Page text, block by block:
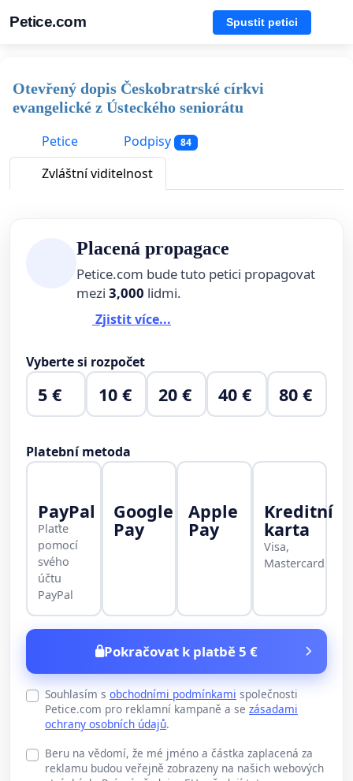
Petice.com Spustit petici
Otevřený dopis Českobratrské církvi
evangelické z Ústeckého seniorátu
Petice
Podpisy 84
Zvláštní viditelnost
Placená propagace
Petice.com bude tuto petici propagovat
mezi 3,000 lidmi.
Zjistit více...
Vyberte si rozpočet
5 € 10 € 20 € 40 € 80 €
Platební metoda
PayPal
Plaťte
pomocí
svého
účtu
PayPal
Google
Pay
Apple
Pay
Kreditní
karta
Visa,
Mastercard
Pokračovat k platbě 5 €
Souhlasím s obchodními podmínkami společnosti
Petice.com pro reklamní kampaně a se zásadami
ochrany osobních údajů.
Beru na vědomí, že mé jméno a částka zaplacená za
reklamu budou veřejně zobrazeny na našich webových